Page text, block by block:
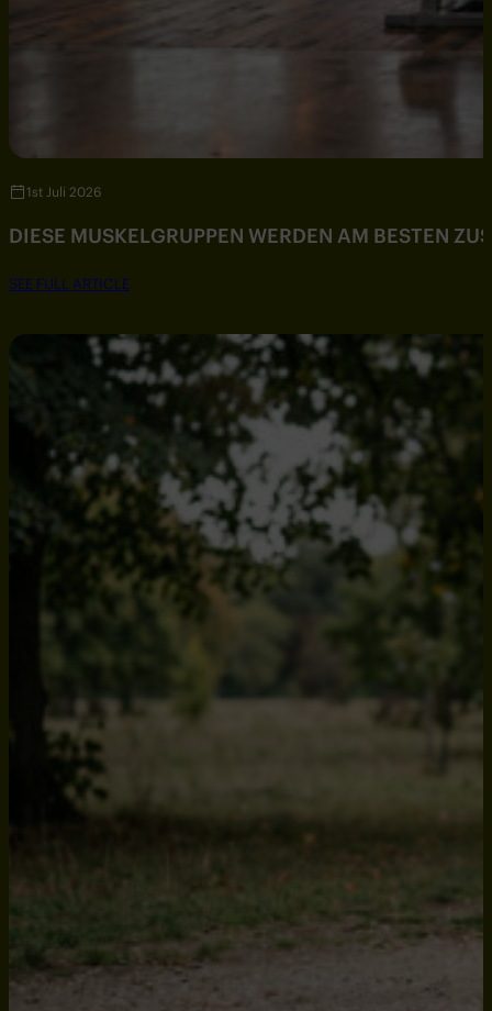
1st Juli 2026
DIESE MUSKELGRUPPEN WERDEN AM BESTEN
SEE FULL ARTICLE